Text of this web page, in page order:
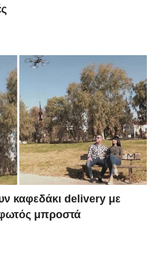
καφεδάκι delivery με
φωτός μπροστά